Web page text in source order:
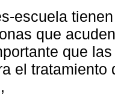
escuela
que
que
el